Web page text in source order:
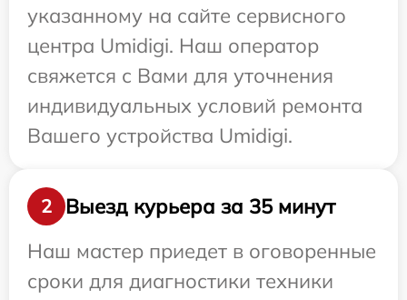
указанному на сайте сервисного
центра Umidigi. Наш оператор
свяжется с Вами для уточнения
индивидуальных условий ремонта
Вашего устройства Umidigi.
2
Выезд курьера за 35 минут
Наш мастер приедет в оговоренные
сроки для диагностики техники